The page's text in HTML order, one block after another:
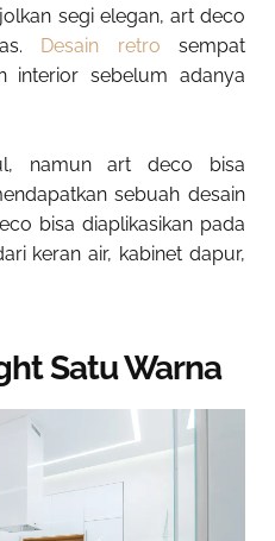
segi elegan, art deco
Desain retro sempat
interior sebelum adanya
namun art deco bisa
sebuah desain
bisa diaplikasikan pada
keran air, kabinet dapur,
Satu Warna